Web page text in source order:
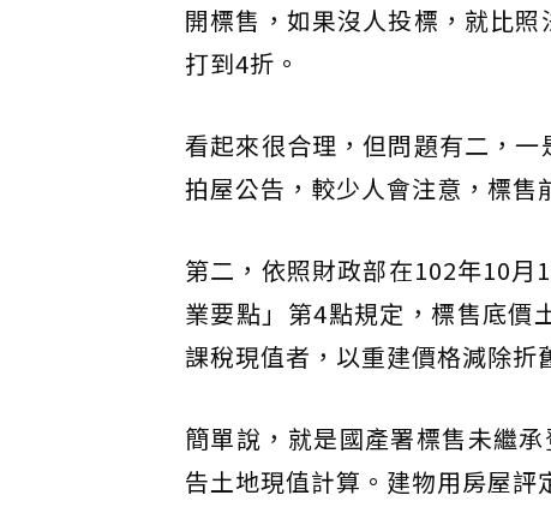
開標售，如果沒人投標，就比
打到4折。
看起來很合理，但問題有二，
拍屋公告，較少人會注意，標售
第二，依照財政部在102年10
業要點」第4點規定，標售底價
課稅現值者，以重建價格減除折
簡單說，就是國產署標售未繼
告土地現值計算。建物用房屋評